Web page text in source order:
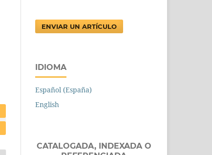
ENVIAR UN ARTÍCULO
IDIOMA
Español (España)
English
CATALOGADA, INDEXADA O